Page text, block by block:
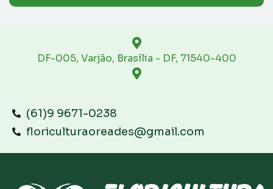
DF-005, Varjão, Brasília - DF, 71540-400
(61)9 9671-0238
floriculturaoreades@gmail.com